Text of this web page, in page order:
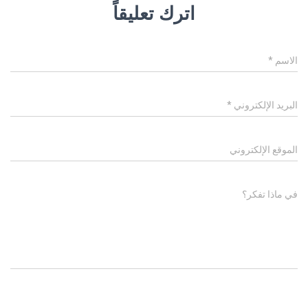
اترك تعليقاً
الاسم *
البريد الإلكتروني *
الموقع الإلكتروني
في ماذا تفكر؟